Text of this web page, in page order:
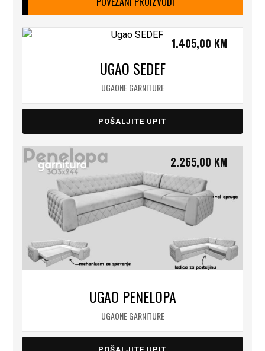
UGAO SEDEF
UGAONE GARNITURE
1.405,00 KM
POŠALJITE UPIT
UGAO PENELOPA
UGAONE GARNITURE
2.265,00 KM